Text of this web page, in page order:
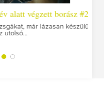
végzett borász #25
már lázasan készülünk